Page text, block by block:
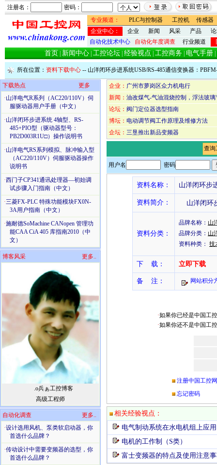
注册名：
密码：
专业频道：
PLC与控制器 工控机
传感器
企业中心：
企业 新闻 风采 产品
自动化技术中心
自动化年度调查 行业频道
首页 新闻中心 工控论坛 经验视点 工控商务 电气手册
所在位置： 资料下载中心 -- 山洋闭环步进系统USB/RS-485通信变换器：
下载热点
更多
·山洋电气R系列（AC220/110V）伺
服驱动器用户手册（中文）
·山洋闭环步进系统 4轴型、RS-
485+PIO型（驱动器型号：
PB2D003R1U□）操作说明书
·山洋电气RS系列模拟、脉冲输入型
（AC220/110V）伺服驱动器操作
说明书
·西门子CP341通讯处理器—初始调
试步骤入门指南（中文）
·三菱FX-PLC 特殊功能模块FX0N-
3A用户指南（中文）
·施耐德SoMachine CANopen 管理功
能CAA CiA 405 库指南2010（中
文）
博客风采 更多..
ゞ.o兵ぁ工控博客
高级工程师
自动化调查
更多..
·设计选用风机、泵类软启动器，你
首选什么品牌？
·传动设计中需要变频器的选型，你
首选什么品牌？
企业： 广州市萝岗区众力机电行
新闻： 油改煤气-气油混烧控制，浮法玻
论坛： 阀门定位器选型指南
博坛： 电动调节阀工作原理及维修方法
企坛： 三垦推出新品变频器
查询
用户名 密码
资料名称： 山洋闭环步
资料简介： 山洋闭环
资料分类：
品牌名称： 山
品牌分类： 山
资料种类： 技
下 载： 立即下载
备 注： 网站积分
·如果你已经是中国工
·如果你还不是中国工
注册中国工控
忘记密码
相关经验视点：
电气制动系统在水电机组上应
电机的工作制（S类）
富士变频器的特点及使用注意